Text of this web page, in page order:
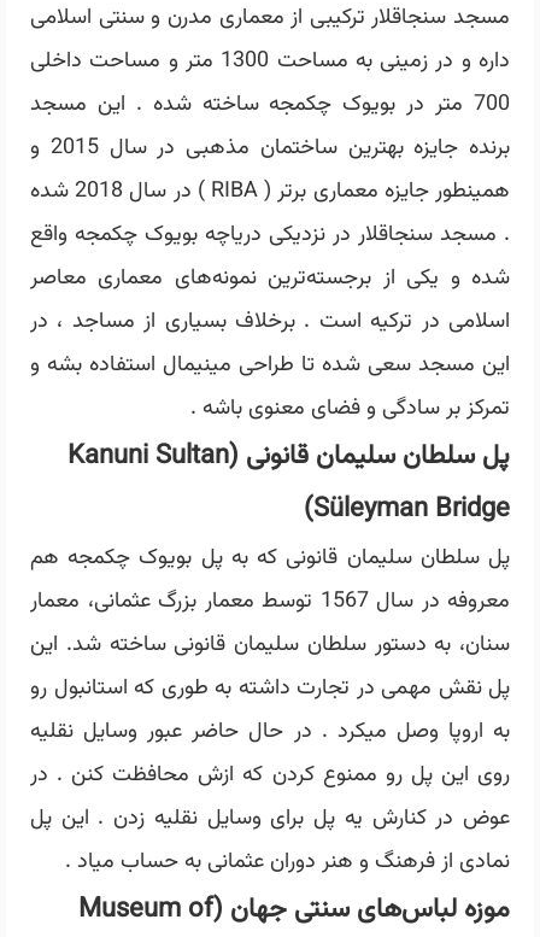
مسجد سنجاقلار ترکیبی از معماری مدرن و سنتی اسلامی
داره و در زمینی به مساحت 1300 متر و مساحت داخلی
700 متر در بویوک چکمجه ساخته شده . این مسجد
برنده جایزه بهترین ساختمان مذهبی در سال 2015 و
همینطور جایزه معماری برتر ( RIBA ) در سال 2018 شده
. مسجد سنجاقلار در نزدیکی دریاچه بویوک چکمجه واقع
شده و یکی از برجسته‌ترین نمونه‌های معماری معاصر
اسلامی در ترکیه است . برخلاف بسیاری از مساجد ، در
این مسجد سعی شده تا طراحی مینیمال استفاده بشه و
تمرکز بر سادگی و فضای معنوی باشه .
پل سلطان سلیمان قانونی (Kanuni Sultan
Süleyman Bridge)
پل سلطان سلیمان قانونی که به پل بویوک چکمجه هم
معروفه در سال 1567 توسط معمار بزرگ عثمانی، معمار
سنان، به دستور سلطان سلیمان قانونی ساخته شد. این
پل نقش مهمی در تجارت داشته به طوری که استانبول رو
به اروپا وصل میکرد . در حال حاضر عبور وسایل نقلیه
روی این پل رو ممنوع کردن که ازش محافظت کنن . در
عوض در کنارش یه پل برای وسایل نقلیه زدن . این پل
نمادی از فرهنگ و هنر دوران عثمانی به حساب میاد .
موزه لباس‌های سنتی جهان (Museum of